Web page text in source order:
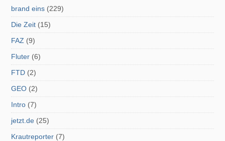
brand eins (229)
Die Zeit (15)
FAZ (9)
Fluter (6)
FTD (2)
GEO (2)
Intro (7)
jetzt.de (25)
Krautreporter (7)